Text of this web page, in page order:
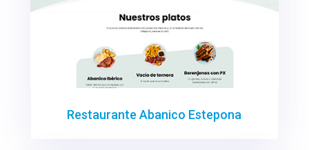
Restaurante Abanico Estepona